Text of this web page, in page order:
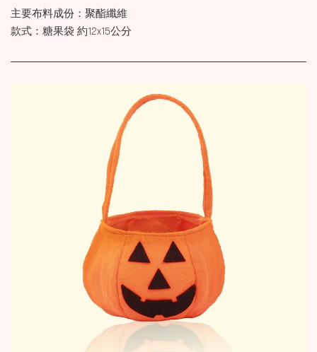
主要布料成份：聚酯纖維
款式：糖果袋 約12x15公分